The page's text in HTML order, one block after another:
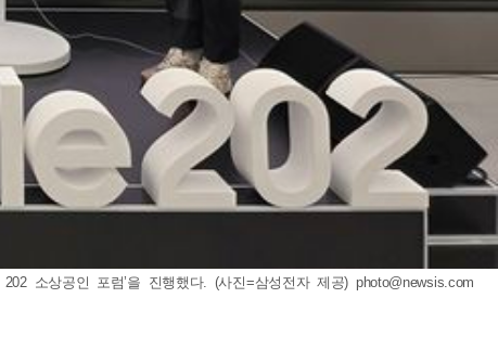
소상공인 포럼’을 진행했다. (사진=삼성전자 제공) photo@newsis.com